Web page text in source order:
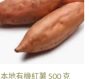
本地有機紅薯 500 克